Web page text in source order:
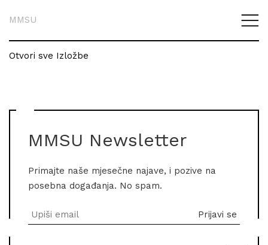
MMSU
Otvori sve Izložbe
MMSU Newsletter
Primajte naše mjesečne najave, i pozive na
posebna događanja. No spam.